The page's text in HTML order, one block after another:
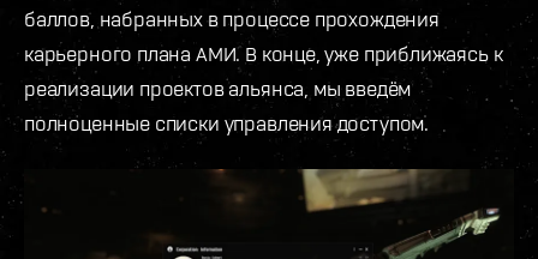
баллов, набранных в процессе прохождения
карьерного плана АМИ. В конце, уже приближаясь к
реализации проектов альянса, мы введём
полноценные списки управления доступом.